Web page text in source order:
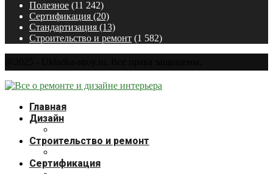
Полезное (11 242)
Сертификация (20)
Стандартизация (13)
Строительство и ремонт (1 582)
Главная
Дизайн
Строительство и ремонт
Сертификация